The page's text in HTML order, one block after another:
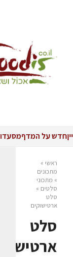
ייןחדש על המדף
ראשי »
מתכונים
» מתכוני
סלטים »
סלט
ארטישוקים
סלט